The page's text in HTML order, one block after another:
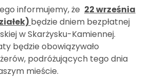
informujemy, że 22 września
będzie dniem bezpłatnej
w Skarżysku-Kamiennej.
będzie obowiązywało
podróżujących tego dnia
mieście.